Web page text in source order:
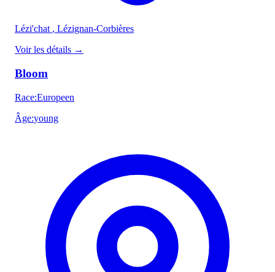
Lézi'chat , Lézignan-Corbières
Voir les détails →
Bloom
Race:Europeen
Âge:young